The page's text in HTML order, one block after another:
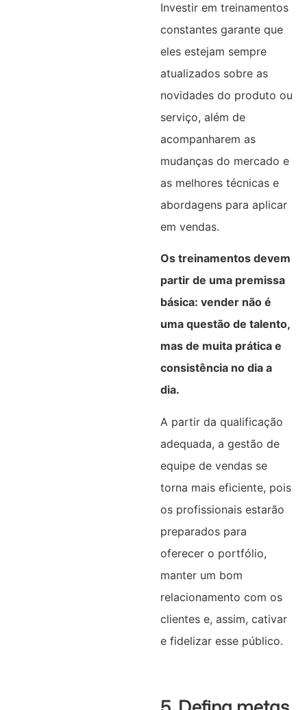
Investir em treinamentos
constantes garante que
eles estejam sempre
atualizados sobre as
novidades do produto ou
serviço, além de
acompanharem as
mudanças do mercado e
as melhores técnicas e
abordagens para aplicar
em vendas.
Os treinamentos devem
partir de uma premissa
básica: vender não é
uma questão de talento,
mas de muita prática e
consistência no dia a
dia.
A partir da qualificação
adequada, a gestão de
equipe de vendas se
torna mais eficiente, pois
os profissionais estarão
preparados para
oferecer o portfólio,
manter um bom
relacionamento com os
clientes e, assim, cativar
e fidelizar esse público.